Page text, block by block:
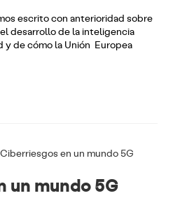
escrito con anterioridad sobre
desarrollo de la inteligencia
y de cómo la Unión Europea
un mundo 5G